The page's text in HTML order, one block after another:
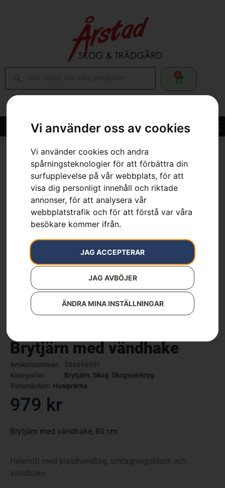
Vi använder oss av cookies
Vi använder cookies och andra
spårningsteknologier för att förbättra din
surfupplevelse på vår webbplats, för att
visa dig personligt innehåll och riktade
annonser, för att analysera vår
webbplatstrafik och för att förstå var våra
besökare kommer ifrån.
JAG ACCEPTERAR
JAG AVBÖJER
ÄNDRA MINA INSTÄLLNINGAR
0
Webbutik » Brytjärn med vändhake
Brytjärn med vändhake
Artikelnummer:
586896901
Kategorier:
Brytjärn, Skog, Skogsverktyg
Varumärken Husqvarna
979 kr
Brytjärn med vändhake, 80 cm
Helsmitt med plasthandtag, omtagningsklack och
vändhake.